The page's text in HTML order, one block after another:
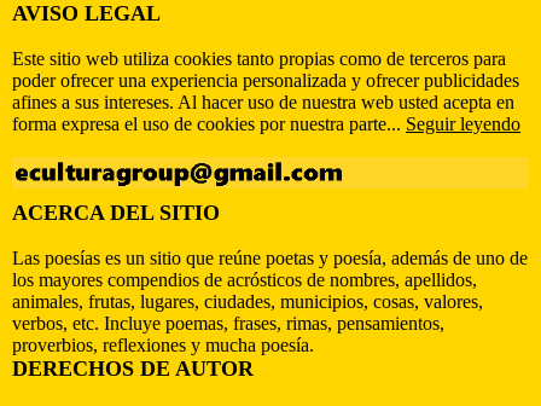
AVISO LEGAL
Este sitio web utiliza cookies tanto propias como de terceros para
poder ofrecer una experiencia personalizada y ofrecer publicidades
afines a sus intereses. Al hacer uso de nuestra web usted acepta en
forma expresa el uso de cookies por nuestra parte... Seguir leyendo
ACERCA DEL SITIO
Las poesías es un sitio que reúne poetas y poesía, además de uno de
los mayores compendios de acrósticos de nombres, apellidos,
animales, frutas, lugares, ciudades, municipios, cosas, valores,
verbos, etc. Incluye poemas, frases, rimas, pensamientos,
proverbios, reflexiones y mucha poesía.
DERECHOS DE AUTOR